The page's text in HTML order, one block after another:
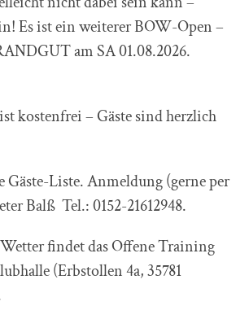
Es ist ein weiterer BOW-Open –
am SA 01.08.2026.
kostenfrei – Gäste sind herzlich
Liste. Anmeldung (gerne per
Balß Tel.: 0152-21612948.
findet das Offene Training
(Erbstollen 4a, 35781